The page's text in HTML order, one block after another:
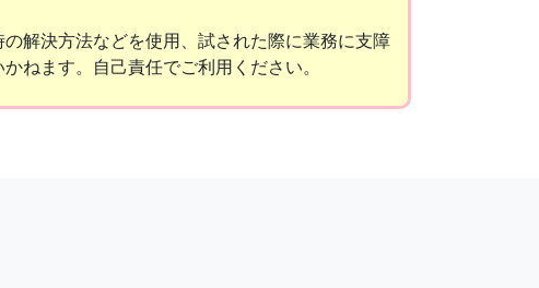
解決方法などを使用、試された際に業務に支障
ねます。自己責任でご利用ください。